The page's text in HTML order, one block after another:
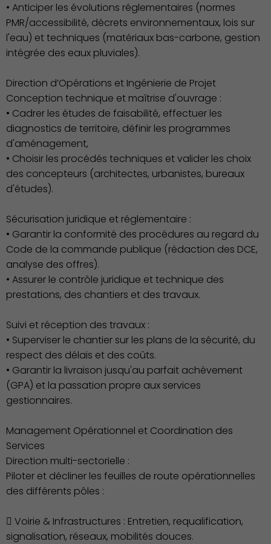
Démocratie locale
• Anticiper les évolutions réglementaires (normes
PMR/accessibilité, décrets environnementaux, lois sur
l'eau) et techniques (matériaux bas-carbone, gestion
intégrée des eaux pluviales).
Direction d’Opérations et Ingénierie de Projet
Conception technique et maîtrise d'ouvrage :
• Cadrer les études de faisabilité, effectuer les
diagnostics de territoire, définir les programmes
d'aménagement,
• Choisir les procédés techniques et valider les choix
des concepteurs (architectes, urbanistes, bureaux
d'études).
Sécurisation juridique et réglementaire :
• Garantir la conformité des procédures au regard du
Code de la commande publique (rédaction des DCE,
analyse des offres).
• Assurer le contrôle juridique et technique des
prestations, des chantiers et des travaux.
Suivi et réception des travaux :
• Superviser le chantier sur les plans de la sécurité, du
respect des délais et des coûts.
• Garantir la livraison jusqu'au parfait achèvement
(GPA) et la passation propre aux services
gestionnaires.
Management Opérationnel et Coordination des
Services
Direction multi-sectorielle :
Piloter et décliner les feuilles de route opérationnelles
des différents pôles :
 Voirie & Infrastructures : Entretien, requalification,
signalisation, réseaux, mobilités douces.